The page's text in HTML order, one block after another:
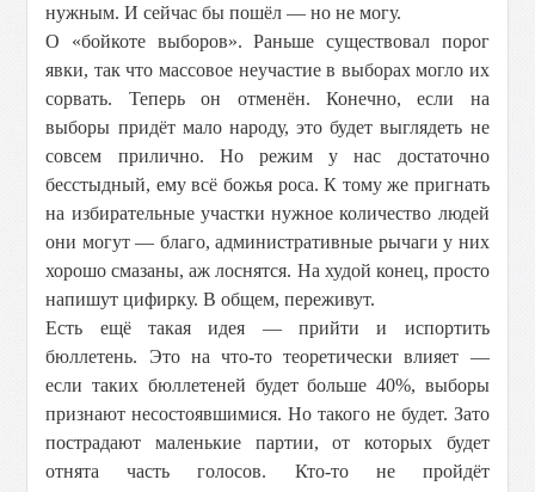
нужным. И сейчас бы пошёл — но не могу.
О «бойкоте выборов». Раньше существовал порог
явки, так что массовое неучастие в выборах могло их
сорвать. Теперь он отменён. Конечно, если на
выборы придёт мало народу, это будет выглядеть не
совсем прилично. Но режим у нас достаточно
бесстыдный, ему всё божья роса. К тому же пригнать
на избирательные участки нужное количество людей
они могут — благо, административные рычаги у них
хорошо смазаны, аж лоснятся. На худой конец, просто
напишут цифирку. В общем, переживут.
Есть ещё такая идея — прийти и испортить
бюллетень. Это на что-то теоретически влияет —
если таких бюллетеней будет больше 40%, выборы
признают несостоявшимися. Но такого не будет. Зато
пострадают маленькие партии, от которых будет
отнята часть голосов. Кто-то не пройдёт